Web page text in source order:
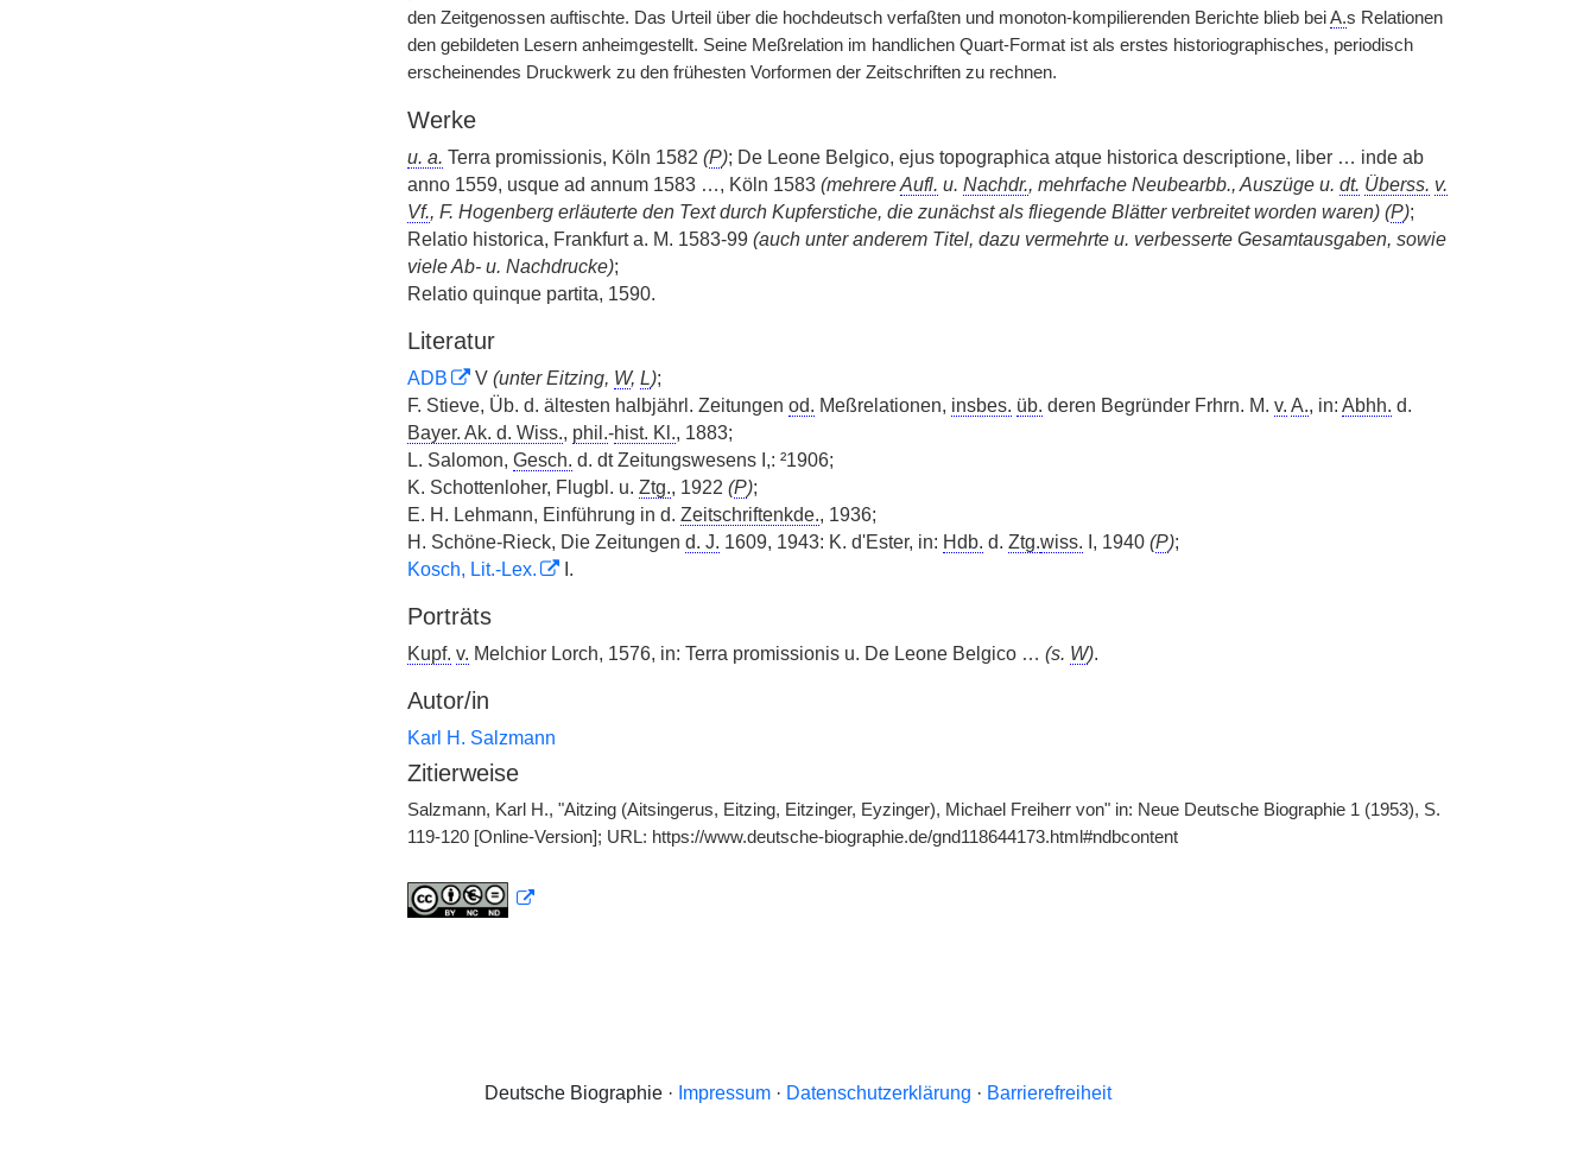
den Zeitgenossen auftischte. Das Urteil über die hochdeutsch verfaßten und monoton-kompilierenden Berichte blieb beiA.s Relationen
den gebildeten Lesern anheimgestellt. Seine Meßrelation im handlichen Quart-Format ist als erstes historiographisches, periodisch
erscheinendes Druckwerk zu den frühesten Vorformen der Zeitschriften zu rechnen.
Werke
u. a. Terra promissionis, Köln 1582 (P); De Leone Belgico, ejus topographica atque historica descriptione, liber … inde ab
anno 1559, usque ad annum 1583 …, Köln 1583 (mehrereAufl. u. Nachdr., mehrfache Neubearbb., Auszüge u. dt. Überss. v.
Vf., F. Hogenberg erläuterte den Text durch Kupferstiche, die zunächst als fliegende Blätter verbreitet worden waren) (P);
Relatio historica, Frankfurt a. M. 1583-99 (auch unter anderem Titel, dazu vermehrte u. verbesserte Gesamtausgaben, sowie
viele Ab- u. Nachdrucke);
Relatio quinque partita, 1590.
Literatur
ADB V (unter Eitzing, W, L);
F. Stieve, Üb. d. ältesten halbjährl. Zeitungen od. Meßrelationen, insbes. üb. deren Begründer Frhrn. M. v. A., in: Abhh. d.
Bayer. Ak. d. Wiss., phil.-hist. Kl., 1883;
L. Salomon, Gesch. d. dt Zeitungswesens I,: ²1906;
K. Schottenloher, Flugbl. u. Ztg., 1922 (P);
E. H. Lehmann, Einführung in d. Zeitschriftenkde., 1936;
H. Schöne-Rieck, Die Zeitungen d. J. 1609, 1943: K. d'Ester, in: Hdb. d. Ztg.wiss. I, 1940 (P);
Kosch, Lit.-Lex.
I.
Porträts
Kupf. v. Melchior Lorch, 1576, in: Terra promissionis u. De Leone Belgico … (s. W).
Autor/in
Karl H. Salzmann
Zitierweise
Salzmann, Karl H., "Aitzing (Aitsingerus, Eitzing, Eitzinger, Eyzinger), Michael Freiherr von" in: Neue Deutsche Biographie 1 (1953), S.
119-120 [Online-Version]; URL: https://www.deutsche-biographie.de/gnd118644173.html#ndbcontent
Deutsche Biographie · Impressum · Datenschutzerklärung · Barrierefreiheit